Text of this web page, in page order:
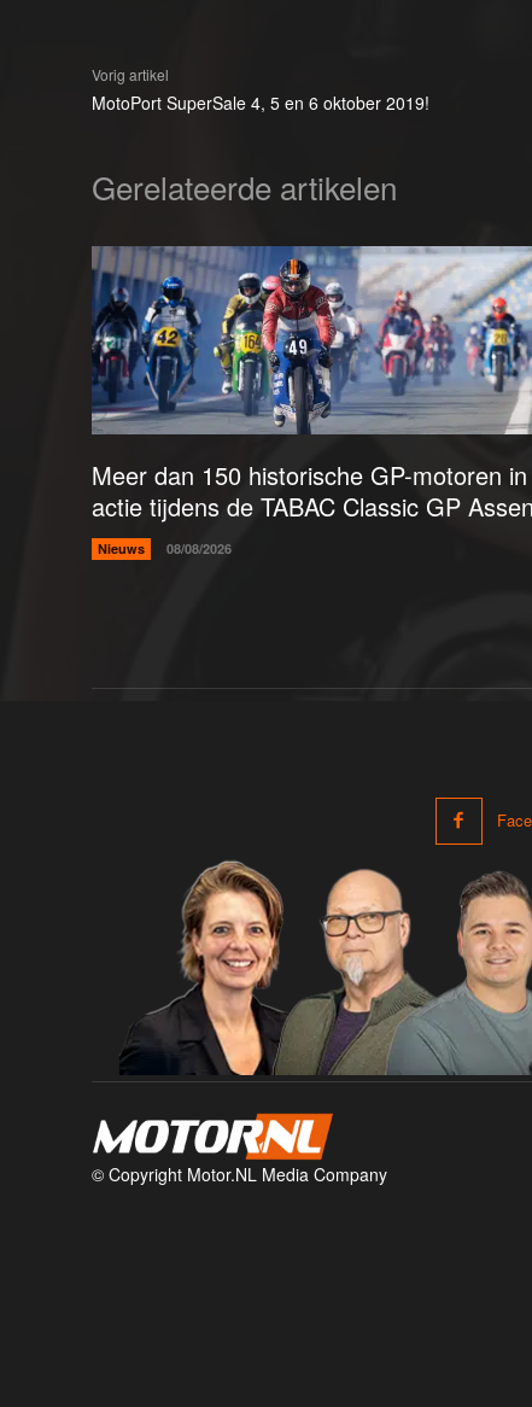
Vorig artikel
MotoPort SuperSale 4, 5 en 6 oktober 2019!
Gerelateerde artikelen
Meer dan 150 historische GP-motoren in
actie tijdens de TABAC Classic GP Assen
Nieuws 08/08/2026
© Copyright Motor.NL Media Company